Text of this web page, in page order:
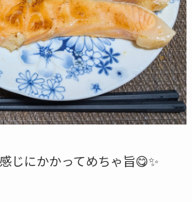
じにかかってめちゃ旨😋✨